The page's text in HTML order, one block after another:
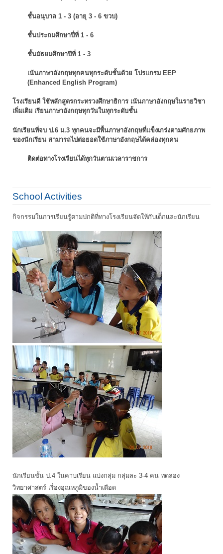
ชั้นอนุบาล 1 - 3 (อายุ 3 - 6 ขวบ)
ชั้นประถมศึกษาปี่ที่ 1 - 6
ชั้นมัธยมศึกษาปีที่ 1 - 3
เน้นภาษาอังกฤษทุกคนทุกระดับชั้นด้วย โปรแกรม EEP
(Enhanced English Program)
โรงเรียนดี ใช้หลักสูตรกระทรวงศึกษาธิการ เน้นภาษาอังกฤษในรายวิชา
เพิ่มเติม เรียนภาษาอังกฤษทุกวันในทุกระดับชั้น
นักเรียนที่จบ ป.6 ม.3 ทุกคนจะมีพื้นภาษาอังกฤษที่แข็งเกร่งตามศักยภาพ
ของนักเรียน สามารถไปต่อยอดใช้ภาษาอังกฤษได้คล่องทุกคน
ติดต่อทางโรงเรียนได้ทุกวันตามเวลาราชการ
School Activities
กิจกรรมในการเรียนรู้ตามปกติที่ทางโรงเรียนจัดให้กับเด็กและนักเรียน
นักเรียนชั้น ป.4 ในคาบเรียน แบ่งกลุ่ม กลุ่มละ 3-4 คน ทดลอง
วิทยาศาสตร์ เรื่องอุณหภูมิของน้ำเดือด